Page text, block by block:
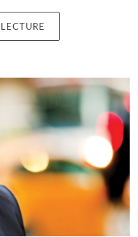
posent les gens qui
technologies de
fréquemment des
événements de
de conférence sur